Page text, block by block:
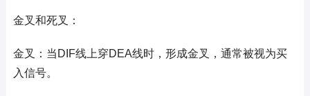
金叉和死叉：
金叉：当DIF线上穿DEA线时，形成金叉，通常被视为买
入信号。